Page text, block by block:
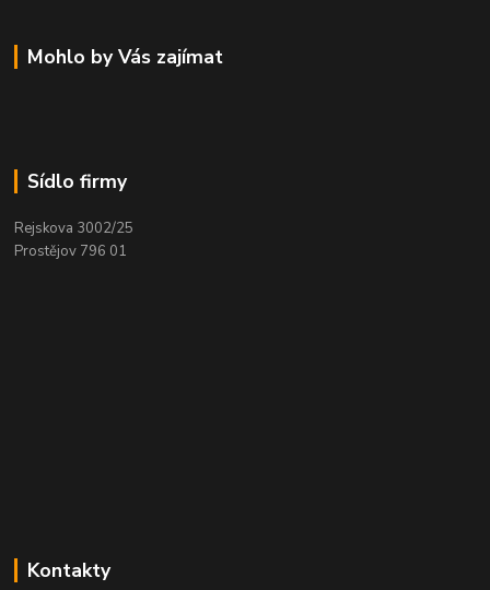
Mohlo by Vás zajímat
Sídlo firmy
Rejskova 3002/25
Prostějov 796 01
Kontakty